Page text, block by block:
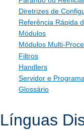
Diretrizes de
Referência Rápida
Módulos
Módulos Multi-
Filtros
Handlers
Servidor e
Glossário
Línguas